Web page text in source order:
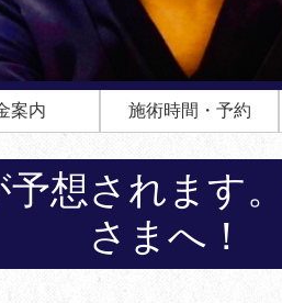
案内 施術時間・予約
想されます
さまへ！